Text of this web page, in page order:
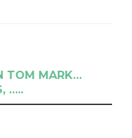
TOM MARK…
…..